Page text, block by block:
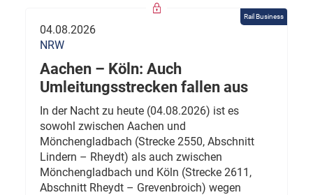
Rail Business
04.08.2026
NRW
Aachen – Köln: Auch
Umleitungsstrecken fallen aus
In der Nacht zu heute (04.08.2026) ist es
sowohl zwischen Aachen und
Mönchengladbach (Strecke 2550, Abschnitt
Lindern – Rheydt) als auch zwischen
Mönchengladbach und Köln (Strecke 2611,
Abschnitt Rheydt – Grevenbroich) wegen